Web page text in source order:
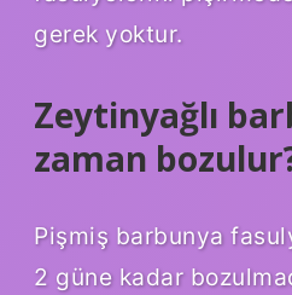
gerek yoktur.
Zeytinyağlı
zaman
Pişmiş barbunya
2 güne kadar